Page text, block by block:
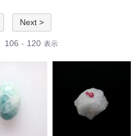
Next >
106 - 120 表示